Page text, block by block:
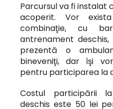
Parcursul va fi instalat
acoperit. Vor
combinaţie, cu
antrenament
prezentă o
bineveniţi, dar îşi
pentru participarea la
Costul participării
deschis este 50 lei